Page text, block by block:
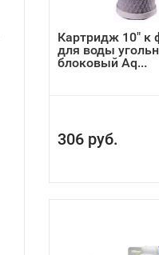
И, наконец,
чистейшей воды
Картридж 10" к
для воды
блоковый Aq...
306 руб.